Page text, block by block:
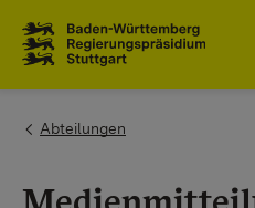
You are here:
Abteilungen